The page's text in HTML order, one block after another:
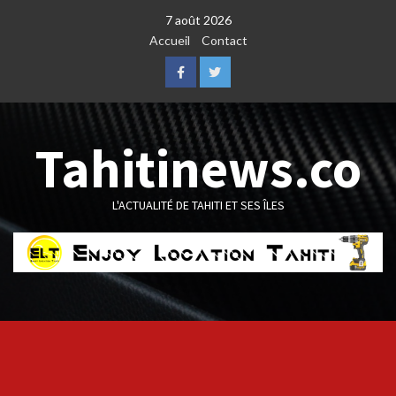
7 août 2026
Accueil
Contact
FacebookTwitter
Tahitinews.co
L'ACTUALITÉ DE TAHITI ET SES ÎLES